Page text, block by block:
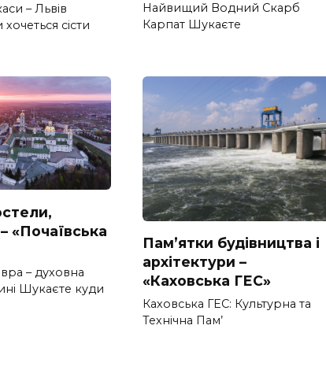
– Львів
сісти
Найвищий Водний Скарб
Карпат Шукаєте
«Почаївська
– духовна
Шукаєте куди
Пам’ятки будівництва і
архітектури –
«Каховська ГЕС»
Каховська ГЕС: Культурна та
Технічна Пам’